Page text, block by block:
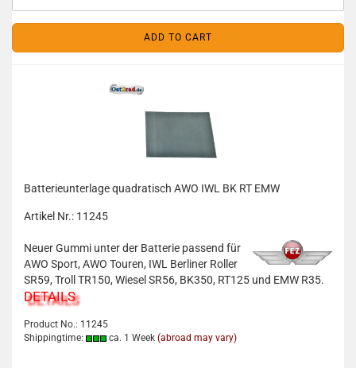
ADD TO CART
Batterieunterlage quadratisch AWO IWL BK RT EMW
Artikel Nr.: 11245
Neuer Gummi unter der Batterie passend für
AWO Sport, AWO Touren, IWL Berliner Roller
SR59, Troll TR150, Wiesel SR56, BK350, RT125 und EMW R35.
DETAILS
Product No.: 11245
Shippingtime:
ca. 1 Week (abroad may vary)